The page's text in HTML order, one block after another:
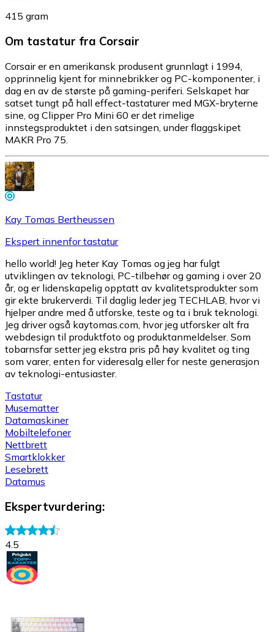
415 gram
Om tastatur fra Corsair
Corsair er en amerikansk produsent grunnlagt i 1994,
opprinnelig kjent for minnebrikker og PC-komponenter, i
dag en av de største på gaming-periferi. Selskapet har
satset tungt på hall effect-tastaturer med MGX-bryterne
sine, og Clipper Pro Mini 60 er det rimelige
innstegsproduktet i den satsingen, under flaggskipet
MAKR Pro 75.
Kay Tomas Bertheussen
Ekspert innenfor tastatur
hello world! Jeg heter Kay Tomas og jeg har fulgt
utviklingen av teknologi, PC-tilbehør og gaming i over 20
år, og er lidenskapelig opptatt av kvalitetsprodukter som
gir ekte brukerverdi. Til daglig leder jeg TECHLAB, hvor vi
hjelper andre med å utforske, teste og ta i bruk teknologi.
Jeg driver også kaytomas.com, hvor jeg utforsker alt fra
webdesign til produktfoto og produktanmeldelser. Som
tobarnsfar setter jeg ekstra pris på høy kvalitet og ting
som varer, enten for videresalg eller for neste generasjon
av teknologi-entusiaster.
Tastatur
Musematter
Datamaskiner
Mobiltelefoner
Nettbrett
Smartklokker
Lesebrett
Datamus
Ekspertvurdering:
4.5